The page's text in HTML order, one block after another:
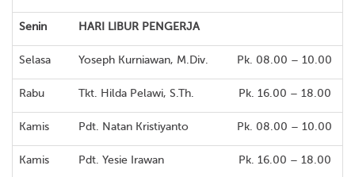
Senin HARI LIBUR PENGERJA
Selasa Yoseph Kurniawan, M.Div. Pk. 08.00 – 10.00
Rabu Tkt. Hilda Pelawi, S.Th. Pk. 16.00 – 18.00
Kamis Pdt. Natan Kristiyanto Pk. 08.00 – 10.00
Kamis Pdt. Yesie Irawan Pk. 16.00 – 18.00